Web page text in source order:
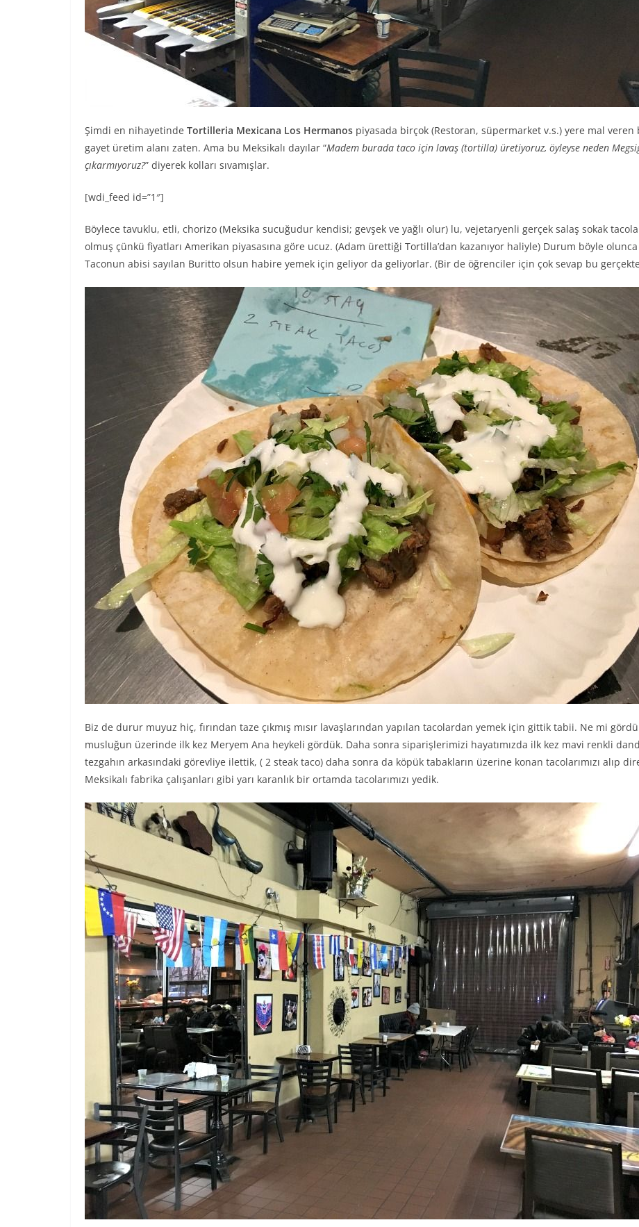
Şimdi en nihayetinde Tortilleria Mexicana Los Hermanos piyasada birçok (Restoran, süpermarket v.s.) yere mal
gayet üretim alanı zaten. Ama bu Meksikalı dayılar “Madem burada taco için lavaş (tortilla) üretiyoruz, öyleyse neden
çıkarmıyoruz?” diyerek kolları sıvamışlar.
[wdi_feed id=”1″]
Böylece tavuklu, etli, chorizo (Meksika sucuğudur kendisi; gevşek ve yağlı olur) lu, vejetaryenli gerçek salaş sokak
olmuş çünkü fiyatları Amerikan piyasasına göre ucuz. (Adam ürettiği Tortilla’dan kazanıyor haliyle) Durum böyle
Taconun abisi sayılan Buritto olsun habire yemek için geliyor da geliyorlar. (Bir de öğrenciler için çok sevap bu
Biz de durur muyuz hiç, fırından taze çıkmış mısır lavaşlarından yapılan tacolardan yemek için gittik tabii. Ne mi
musluğun üzerinde ilk kez Meryem Ana heykeli gördük. Daha sonra siparişlerimizi hayatımızda ilk kez mavi renkli
tezgahın arkasındaki görevliye ilettik, ( 2 steak taco) daha sonra da köpük tabakların üzerine konan tacolarımızı alıp
Meksikalı fabrika çalışanları gibi yarı karanlık bir ortamda tacolarımızı yedik.